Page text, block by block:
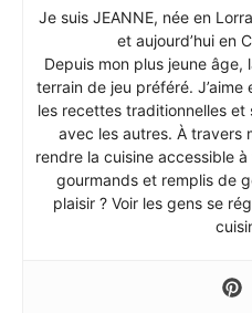
Je suis JEANNE, née en
et aujourd’hui en
Depuis mon plus jeune âge,
terrain de jeu préféré.
les recettes traditionnelles
avec les autres. À travers
rendre la cuisine accessible
gourmands et remplis de
plaisir ? Voir les gens se